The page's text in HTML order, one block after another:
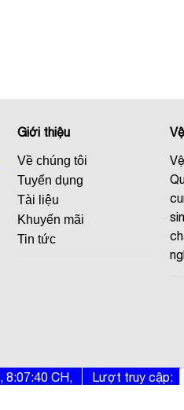
Giới thiệu
Về chúng tôi
Tuyển dụng
Tài liệu
Khuyến mãi
Tin tức
8:07:40 CH, Lượt truy cập: